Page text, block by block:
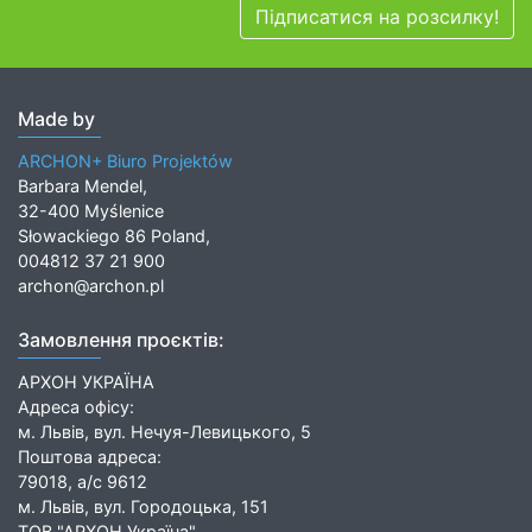
Підписатися на розсилку!
Made by
ARCHON+ Biuro Projektów
Barbara Mendel,
32-400 Myślenice
Słowackiego 86 Poland,
004812 37 21 900
archon@archon.pl
Замовлення проєктів:
АРХОН УКРАЇНА
Адреса офісу:
м. Львів, вул. Нечуя-Левицького, 5
Поштова адреса:
79018, а/с 9612
м. Львів, вул. Городоцька, 151